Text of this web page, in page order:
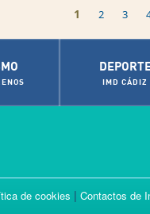
1 2 3
IMD CÁDIZ
de cookies | Contactos de